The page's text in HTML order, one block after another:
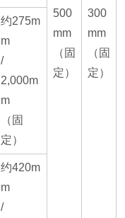
500
mm
（固
定）
300
mm
（固
定）
约275m
m
/
2,000m
m
（固
定）
约420m
m
/